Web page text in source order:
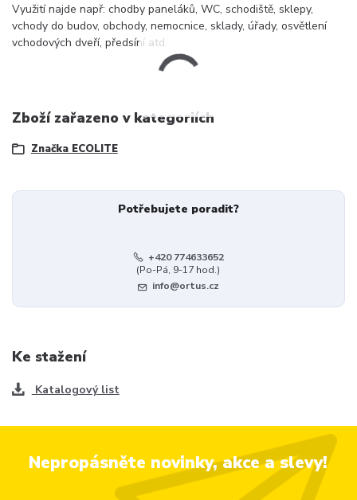
Využití najde např: chodby paneláků, WC, schodiště, sklepy,
vchody do budov, obchody, nemocnice, sklady, úřady, osvětlení
vchodových dveří, předsíní atd.
Zboží zařazeno v kategoriích
Značka ECOLITE
Potřebujete poradit?
+420 774633652
(Po-Pá, 9-17 hod.)
info@ortus.cz
Ke stažení
Katalogový list
Nepropásněte novinky, akce a slevy!